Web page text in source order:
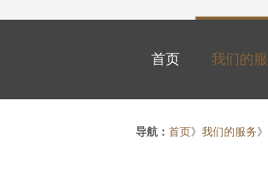
首页 我们的
导航：首页》我们的服务》